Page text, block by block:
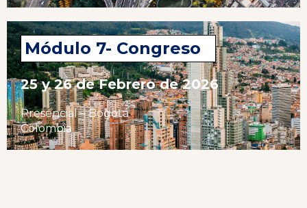
Módulo 7- Congreso
25 y 26 de Febrero de 2026
Presencial – Bogotá
Colombia